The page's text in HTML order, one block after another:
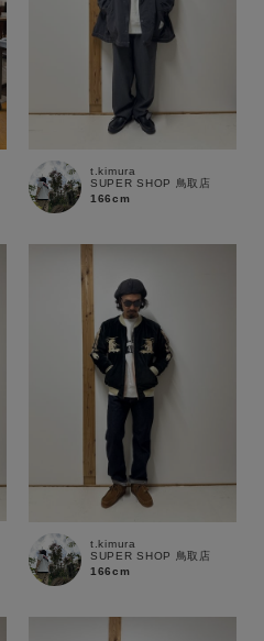
予約商品
在庫なし含む
t.kimura
SUPER SHOP 鳥取店
166cm
t.kimura
SUPER SHOP 鳥取店
166cm